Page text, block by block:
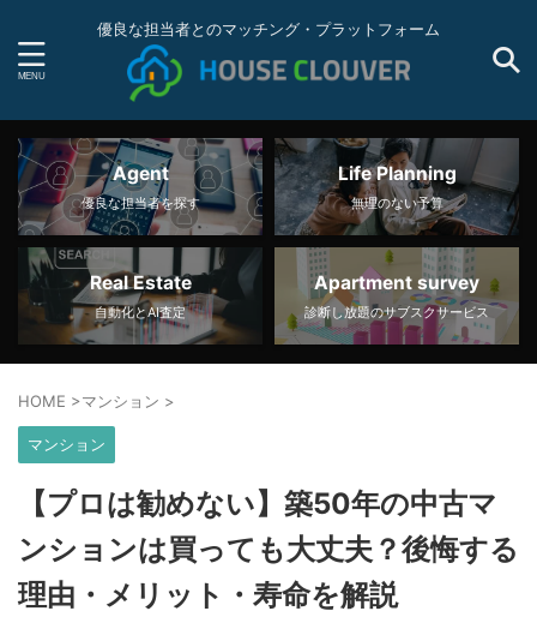
優良な担当者とのマッチング・プラットフォーム
Agent
優良な担当者を探す
Life Planning
無理のない予算
Real Estate
自動化とAI査定
Apartment survey
診断し放題のサブスクサービス
HOME >マンション >
マンション
【プロは勧めない】築50年の中古マ
ンションは買っても大丈夫？後悔する
理由・メリット・寿命を解説